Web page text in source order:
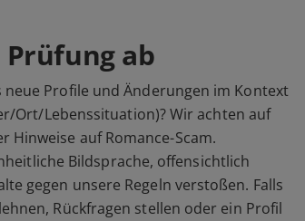
ab
Profile und Änderungen im Kontext
Ort/Lebenssituation)? Wir achten auf
Hinweise auf Romance-Scam.
Bildsprache, offensichtlich
gegen unsere Regeln verstoßen. Falls
Rückfragen stellen oder ein Profil